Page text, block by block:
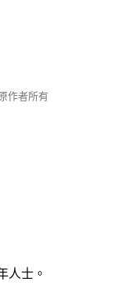
作者所有
人士。